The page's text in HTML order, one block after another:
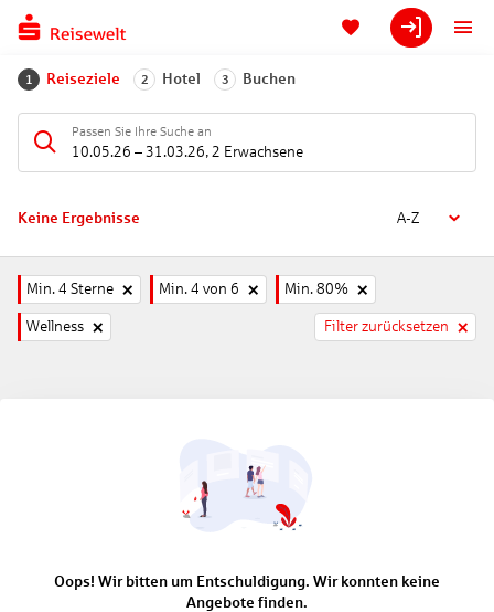
1 Reiseziele 2 Hotel 3 Buchen
Passen Sie Ihre Suche an
10.05.26 – 31.03.26, 2 Erwachsene
Keine Ergebnisse A-Z
Min. 4 Sterne Min. 4 von 6 Min. 80%
Wellness Filter zurücksetzen
Oops! Wir bitten um Entschuldigung. Wir konnten keine
Angebote finden.